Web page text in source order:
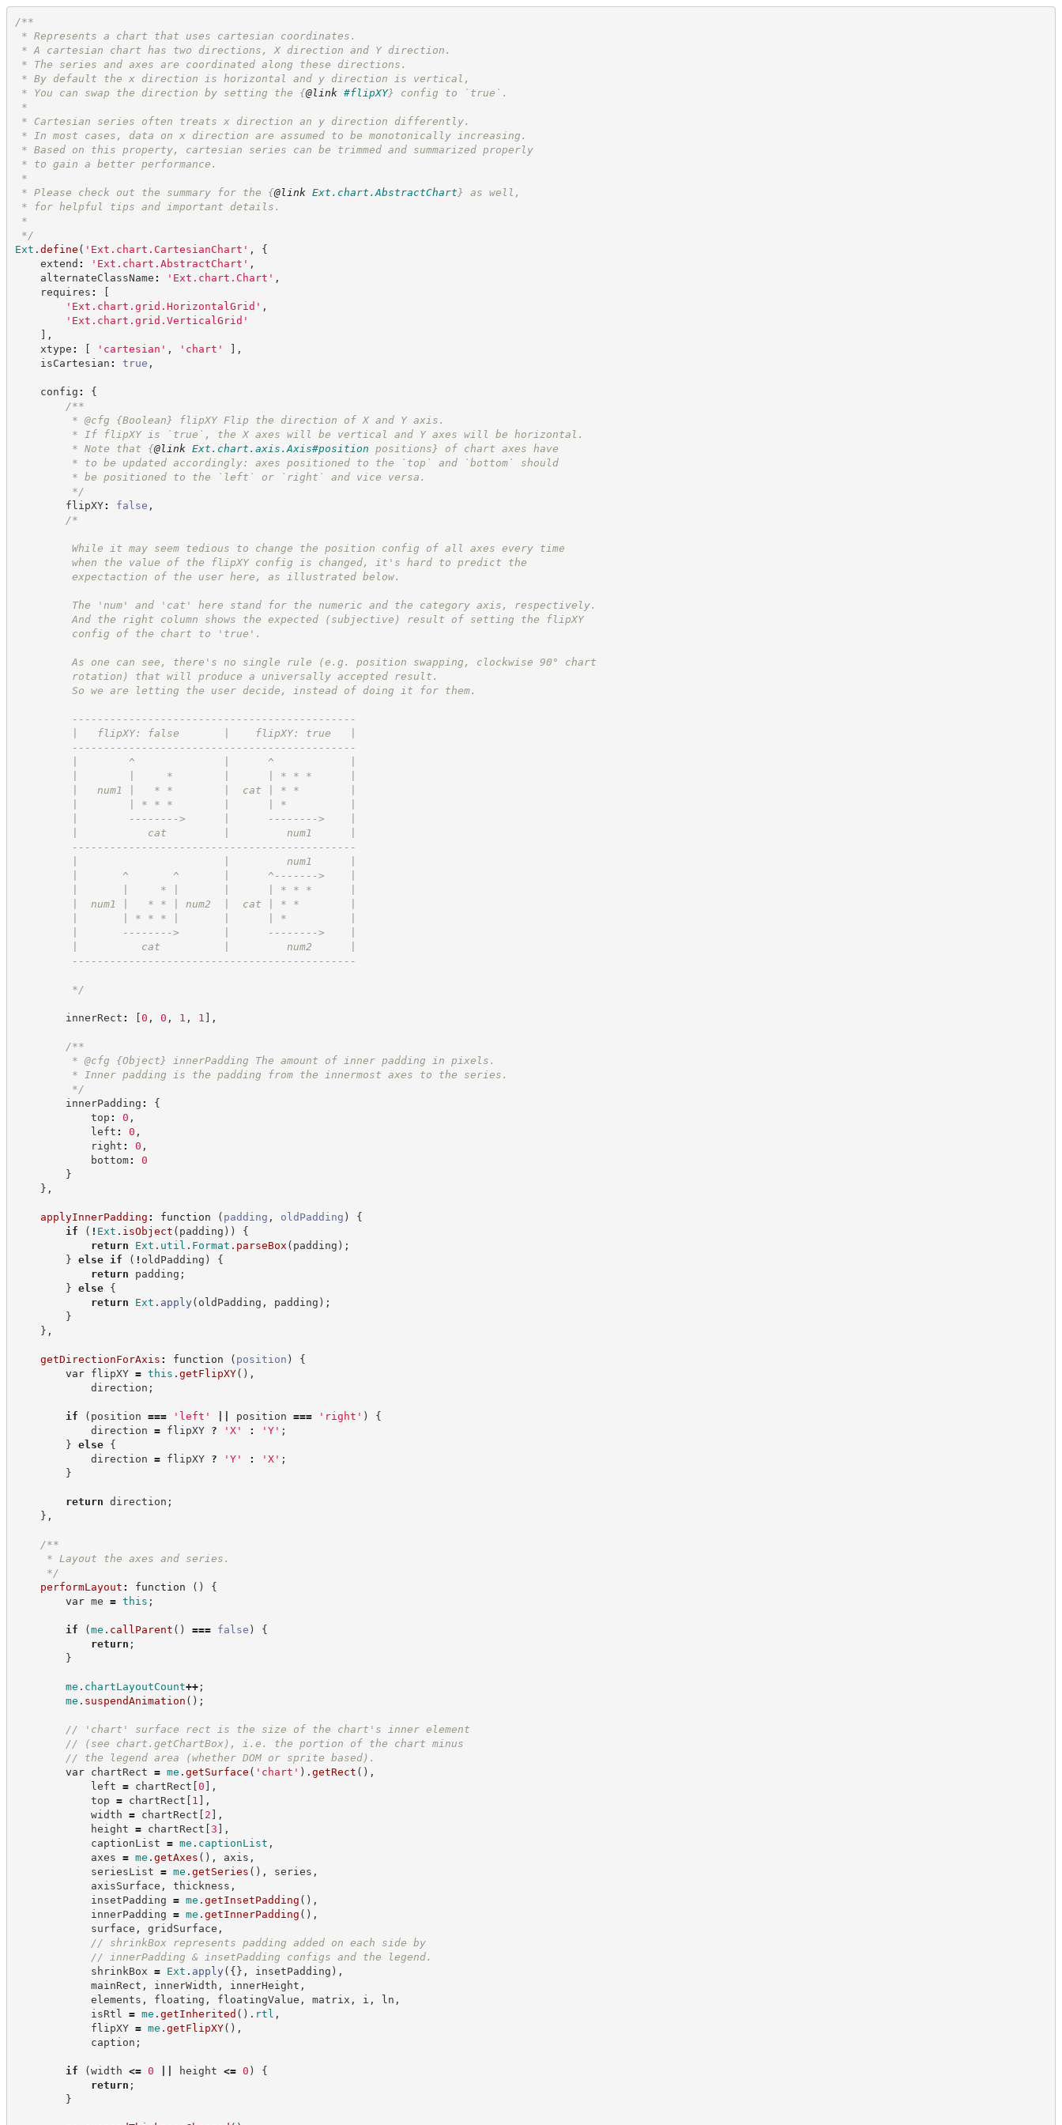
/**
* Represents a chart that uses cartesian coordinates.
* A cartesian chart has two directions, X direction and Y direction.
* The series and axes are coordinated along these directions.
* By default the x direction is horizontal and y direction is vertical,
* You can swap the direction by setting the {@link #flipXY} config to `true`.
*
* Cartesian series often treats x direction an y direction differently.
* In most cases, data on x direction are assumed to be monotonically increasing.
* Based on this property, cartesian series can be trimmed and summarized properly
* to gain a better performance.
*
* Please check out the summary for the {@link Ext.chart.AbstractChart } as well,
* for helpful tips and important details.
*
*/
Ext . define ( ' Ext.chart.CartesianChart ' ,
{
extend : ' Ext.chart.AbstractChart ' ,
alternateClassName : ' Ext.chart.Chart ' ,
requires :
[
' Ext.chart.grid.HorizontalGrid ' ,
' Ext.chart.grid.VerticalGrid '
] ,
xtype : [ ' cartesian ' , ' chart ' ] ,
isCartesian : true ,
config :
{
/**
* @cfg {Boolean}
flipXY Flip the direction of X and Y axis.
* If flipXY is `true`, the X axes will be vertical and Y axes will be horizontal.
* Note that {@link Ext.chart.axis.Axis#position positions} of chart axes have
* to be updated accordingly: axes positioned to the `top` and `bottom` should
* be positioned to the `left` or `right` and vice versa.
*/
flipXY: false ,
/*
While it may seem tedious to change the position config of all axes every time
when the value of the flipXY config is changed, it's hard to predict the
expectaction of the user here, as illustrated below.
The 'num' and 'cat' here stand for the numeric and the category axis, respectively.
And the right column shows the expected (subjective) result of setting the flipXY
config of the chart to 'true'.
As one can see, there's no single rule (e.g. position swapping, clockwise 90° chart
rotation) that will produce a universally accepted result.
So we are letting the user decide, instead of doing it for them.
---------------------------------------------
|   flipXY: false       |    flipXY: true   |
---------------------------------------------
|        ^              |      ^            |
|        |     *        |      | * * *      |
|   num1 |   * *        |  cat | * *        |
|        | * * *        |      | *          |
|        -------->      |      -------->    |
|           cat         |         num1      |
---------------------------------------------
|                       |         num1      |
|       ^       ^       |      ^------->    |
|       |     * |       |      | * * *      |
|  num1 |   * * | num2  |  cat | * *        |
|       | * * * |       |      | *          |
|       -------->       |      -------->    |
|          cat          |         num2      |
---------------------------------------------
*/
innerRect : [0 , 0 , 1 , 1 ] ,
/**
* @cfg {Object}
innerPadding The amount of inner padding in pixels.
* Inner padding is the padding from the innermost axes to the series.
*/
innerPadding :
{
top : 0 ,
left : 0 ,
right : 0 ,
bottom:
0
}
} ,
applyInnerPadding : function ( padding , oldPadding )
{
if
( ! Ext . isObject ( padding ) )
{
return
Ext . util . Format . parseBox ( padding ) ;
} else if ( ! oldPadding )
{
return padding ;
} else
{
return
Ext . apply ( oldPadding , padding ) ;
}
} ,
getDirectionForAxis : function ( position )
{
var flipXY = this . getFlipXY( ) ,
direction ;
if ( position === ' left ' position === ' right ' )
{
direction = flipXY ? ' X' : ' Y' ;
} else
{
direction = flipXY ? ' Y' : ' X' ;
}
return direction ;
} ,
/**
* Layout the axes and series.
*/
performLayout : function ( )
{
var me = this ;
if (me . callParent ( ) === false )
{
return ;
}
me . chartLayoutCount++;
me . suspendAnimation ( ) ;
// 'chart' surface rect is the size of the chart's inner element
// (see chart.getChartBox), i.e. the portion of the chart minus
// the legend area (whether DOM or sprite based).
var chartRect = me . getSurface ( ' chart ' ) . getRect ( ) ,
left = chartRect [0 ] ,
top = chartRect [ 1 ] ,
width = chartRect [ 2 ] ,
height = chartRect [3 ] ,
captionList = me . captionList ,
axes = me . getAxes ( ) , axis ,
seriesList = me . getSeries ( ) , series ,
axisSurface , thickness ,
insetPadding = me . getInsetPadding ( ) ,
innerPadding = me . getInnerPadding ( ) ,
surface , gridSurface ,
// shrinkBox represents padding added on each side by
// innerPadding & insetPadding configs and the legend.
shrinkBox = Ext . apply ( {} , insetPadding ) ,
mainRect , innerWidth , innerHeight ,
elements , floating , floatingValue , matrix , i , ln ,
isRtl = me . getInherited ( ) . rtl ,
flipXY = me . getFlipXY( ) ,
caption ;
if (width <= 0 height <= 0 )
{
return ;
}